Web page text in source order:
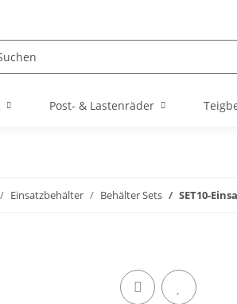
Post- & Lastenräder
Einsatzbehälter Behälter Sets SET10-